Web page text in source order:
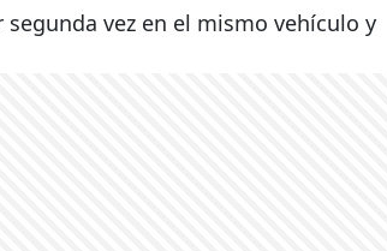
vez en el mismo vehículo y